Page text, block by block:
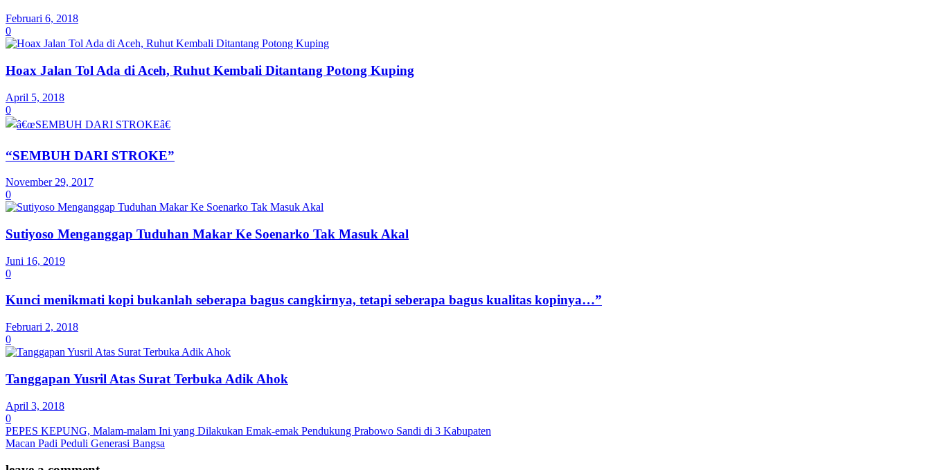
Februari 6, 2018
0
Hoax Jalan Tol Ada di Aceh, Ruhut Kembali Ditantang Potong Kuping
April 5, 2018
0
“SEMBUH DARI STROKE”
November 29, 2017
0
Sutiyoso Menganggap Tuduhan Makar Ke Soenarko Tak Masuk Akal
Juni 16, 2019
0
Kunci menikmati kopi bukanlah seberapa bagus cangkirnya, tetapi seberapa bagus kualitas kopinya…”
Februari 2, 2018
0
Tanggapan Yusril Atas Surat Terbuka Adik Ahok
April 3, 2018
0
PEPES KEPUNG, Malam-malam Ini yang Dilakukan Emak-emak Pendukung Prabowo Sandi di 3 Kabupaten
Macan Padi Peduli Generasi Bangsa